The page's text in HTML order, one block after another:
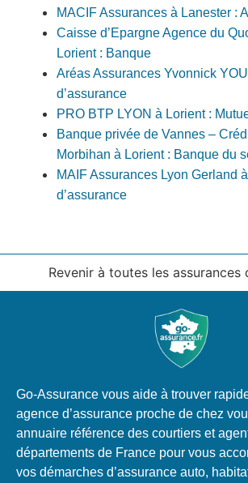
MACIF Assurances à Lanester :
Caisse d’Epargne Agence du
Lorient : Banque
Aréas Assurances Yvonnick
d’assurance
PRO BTP LYON à Lorient :
Banque privée de Vannes –
Morbihan à Lorient : Banque du
MAIF Assurances Lyon Gerland
d’assurance
Revenir à toutes les assurances
Go-Assurance vous aide à trouver
agence d’assurance proche de chez
annuaire référence des courtiers et
départements de France pour vous
vos démarches d’assurance auto,